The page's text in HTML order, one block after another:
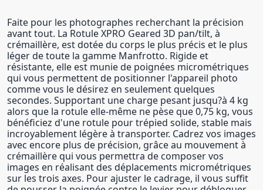
Faite pour les photographes recherchant la précision
avant tout. La Rotule XPRO Geared 3D pan/tilt, à
crémaillère, est dotée du corps le plus précis et le plus
léger de toute la gamme Manfrotto. Rigide et
résistante, elle est munie de poignées micrométriques
qui vous permettent de positionner l'appareil photo
comme vous le désirez en seulement quelques
secondes. Supportant une charge pesant jusqu?à 4 kg
alors que la rotule elle-même ne pèse que 0,75 kg, vous
bénéficiez d'une rotule pour trépied solide, stable mais
incroyablement légère à transporter. Cadrez vos images
avec encore plus de précision, grâce au mouvement à
crémaillère qui vous permettra de composer vos
images en réalisant des déplacements micrométriques
sur les trois axes. Pour ajuster le cadrage, il vous suffit